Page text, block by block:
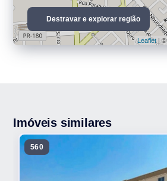
Leaflet| ©
Destravar e explorar região
Imóveis similares
560